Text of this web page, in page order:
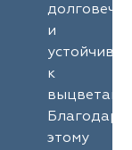
и
к
Благодаря
этому